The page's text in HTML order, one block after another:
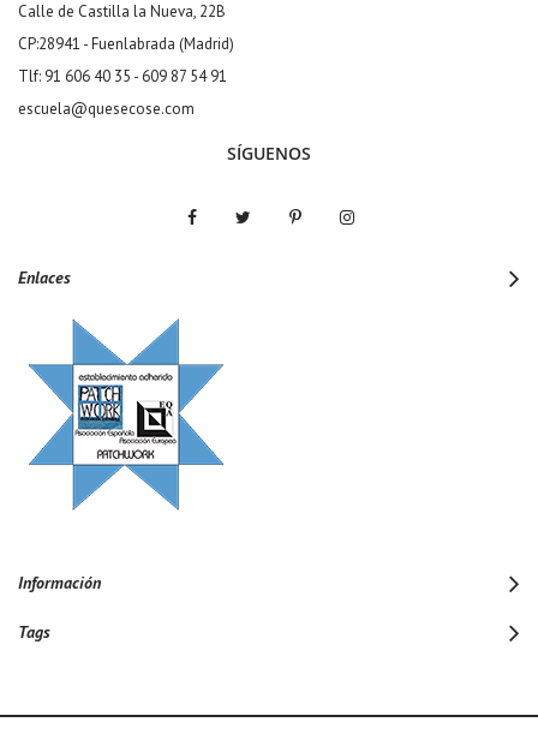
Calle de Castilla la Nueva, 22B
CP:28941 - Fuenlabrada (Madrid)
Tlf: 91 606 40 35 - 609 87 54 91
escuela@quesecose.com
SÍGUENOS
Enlaces
Información
Tags